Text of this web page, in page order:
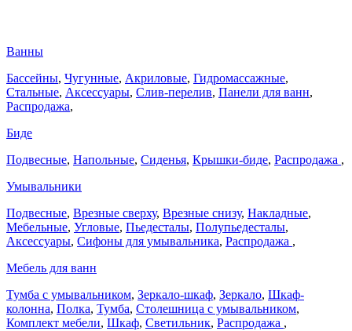
Ванны
Бассейны, Чугунные, Акриловые, Гидромассажные,
Стальные, Аксессуары, Слив-перелив, Панели для ванн,
Распродажа,
Биде
Подвесные, Напольные, Сиденья, Крышки-биде, Распродажа ,
Умывальники
Подвесные, Врезные сверху, Врезные снизу, Накладные,
Мебельные, Угловые, Пьедесталы, Полупьедесталы,
Аксессуары, Сифоны для умывальника, Распродажа ,
Мебель для ванн
Тумба с умывальником, Зеркало-шкаф, Зеркало, Шкаф-
колонна, Полка, Тумба, Столешница с умывальником,
Комплект мебели, Шкаф, Светильник, Распродажа ,